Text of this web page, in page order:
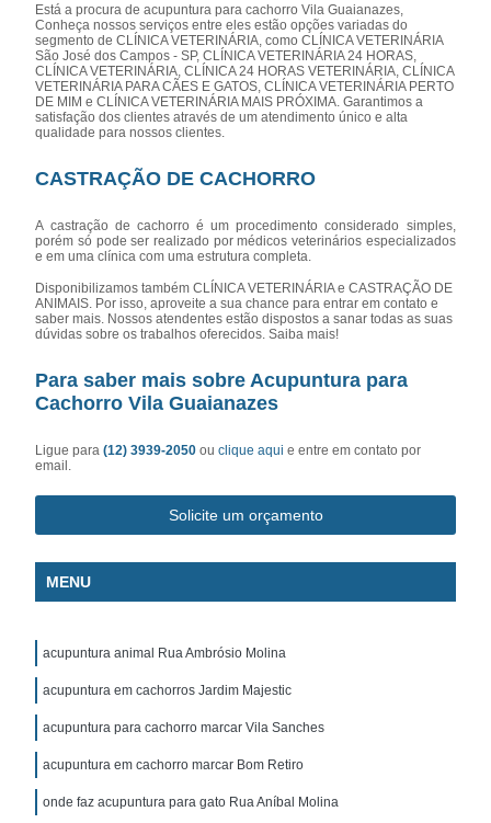
Está a procura de acupuntura para cachorro Vila Guaianazes,
Conheça nossos serviços entre eles estão opções variadas do
segmento de CLÍNICA VETERINÁRIA, como CLÍNICA VETERINÁRIA
São José dos Campos - SP, CLÍNICA VETERINÁRIA 24 HORAS,
CLÍNICA VETERINÁRIA, CLÍNICA 24 HORAS VETERINÁRIA, CLÍNICA
VETERINÁRIA PARA CÃES E GATOS, CLÍNICA VETERINÁRIA PERTO
DE MIM e CLÍNICA VETERINÁRIA MAIS PRÓXIMA. Garantimos a
satisfação dos clientes através de um atendimento único e alta
qualidade para nossos clientes.
CASTRAÇÃO DE CACHORRO
A castração de cachorro é um procedimento considerado simples,
porém só pode ser realizado por médicos veterinários especializados
e em uma clínica com uma estrutura completa.
Disponibilizamos também CLÍNICA VETERINÁRIA e CASTRAÇÃO DE
ANIMAIS. Por isso, aproveite a sua chance para entrar em contato e
saber mais. Nossos atendentes estão dispostos a sanar todas as suas
dúvidas sobre os trabalhos oferecidos. Saiba mais!
Para saber mais sobre Acupuntura para
Cachorro Vila Guaianazes
Ligue para(12) 3939-2050ouclique aqui e entre em contato por
email.
Solicite um orçamento
MENU
acupuntura animal Rua Ambrósio Molina
acupuntura em cachorros Jardim Majestic
acupuntura para cachorro marcar Vila Sanches
acupuntura em cachorro marcar Bom Retiro
onde faz acupuntura para gato Rua Aníbal Molina